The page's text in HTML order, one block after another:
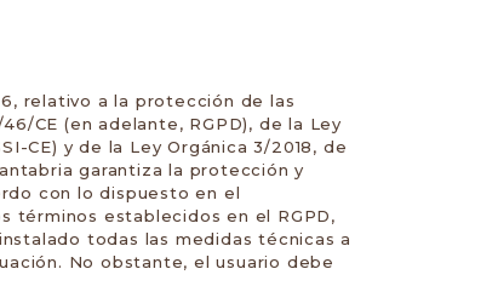
relativo a la protección de las
CE (en adelante, RGPD), de la Ley
CE) y de la Ley Orgánica 3/2018, de
garantiza la protección y
con lo dispuesto en el
términos establecidos en el RGPD,
todas las medidas técnicas a
No obstante, el usuario debe